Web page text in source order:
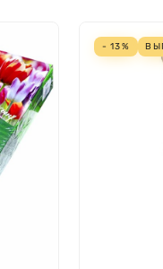
- 13%